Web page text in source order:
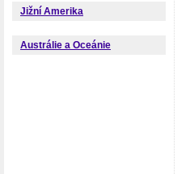
Jižní Amerika
Austrálie a Oceánie